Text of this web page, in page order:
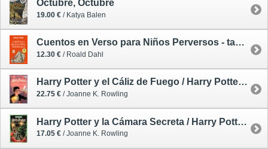
Octubre, Octubre
19.00 € / Katya Balen
Cuentos en Verso para Niños Perversos - tapa dura
12.30 € / Roald Dahl
Harry Potter y el Cáliz de Fuego / Harry Potter 4 - tapa dura
22.75 € / Joanne K. Rowling
Harry Potter y la Cámara Secreta / Harry Potter 2 - tapa dura
17.05 € / Joanne K. Rowling